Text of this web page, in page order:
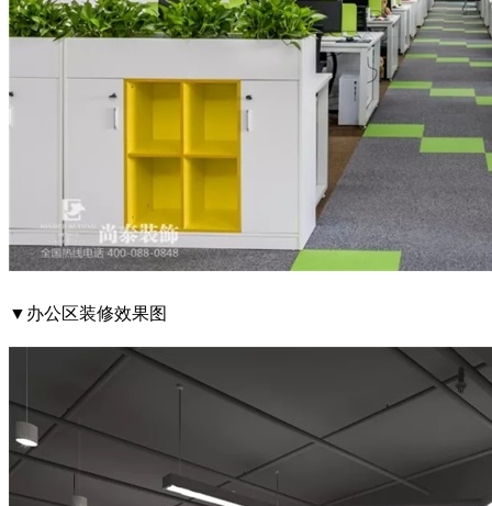
▼办公区装修效果图